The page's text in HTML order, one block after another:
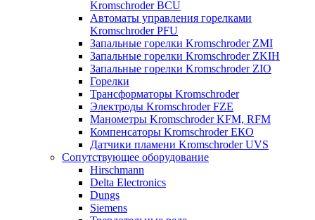
Kromschroder BCU
Автоматы управления горелками
Kromschroder PFU
Запальные горелки Kromschroder ZМI
Запальные горелки Kromschroder ZKIH
Запальные горелки Kromschroder ZIO
Горелки
Трансформаторы Kromschroder
Электроды Kromschroder FZE
Манометры Kromschroder KFM, RFM
Компенсаторы Kromschroder ЕКО
Датчики пламени Kromschroder UVS
Сопутствующее оборудование
Hirschmann
Delta Electronics
Dungs
Siemens